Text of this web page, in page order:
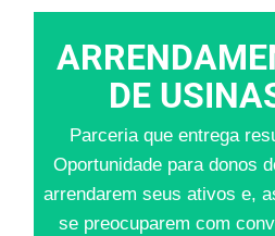
DE
Parceria que entrega
Oportunidade para donos
arrendarem seus ativos e,
se preocuparem com